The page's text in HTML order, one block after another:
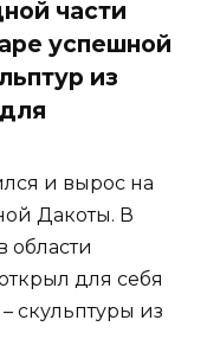
части
успешной
из
и вырос на
Дакоты. В
области
для себя
скульптуры из